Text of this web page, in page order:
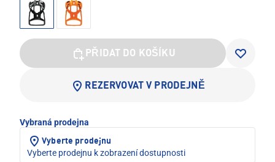
PŘIDAT DO KOŠÍKU
REZERVOVAT V PRODEJNĚ
Vybraná prodejna
Vyberte prodejnu
Vyberte prodejnu k zobrazení dostupnosti